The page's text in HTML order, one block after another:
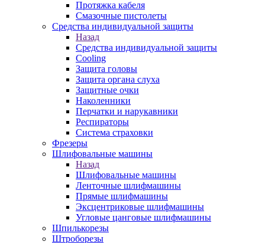
Протяжка кабеля
Смазочные пистолеты
Средства индивидуальной защиты
Назад
Средства индивидуальной защиты
Cooling
Защита головы
Защита органа слуха
Защитные очки
Наколенники
Перчатки и нарукавники
Респираторы
Система страховки
Фрезеры
Шлифовальные машины
Назад
Шлифовальные машины
Ленточные шлифмашины
Прямые шлифмашины
Эксцентриковые шлифмашины
Угловые цанговые шлифмашины
Шпилькорезы
Штроборезы